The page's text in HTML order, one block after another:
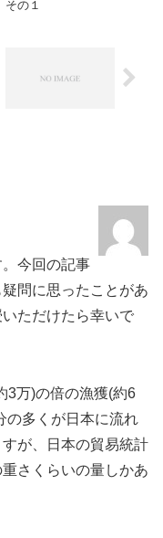
慎重であるべき その１
今回の記事
問に思ったことがあ
ただけたら幸いで
3万)の倍の漁獲(約6
の多くが日本に流れ
が、日本の貿易統計
さくらいの量しかあ